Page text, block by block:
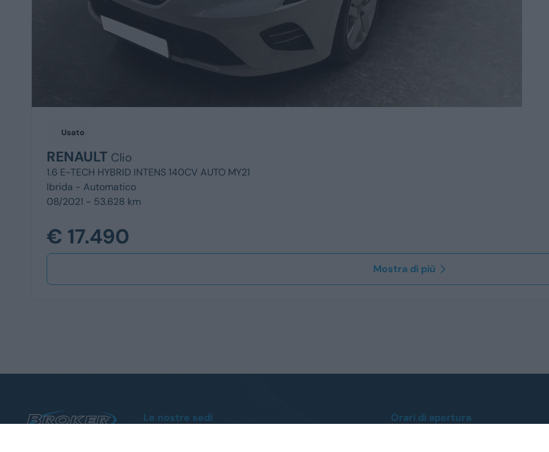
Usato
RENAULT Clio
1.6 E-TECH HYBRID INTENS 140CV AUTO MY21
Ibrida - Automatico
08/2021 - 53.628 km
€ 17.490
Mostra di più
Le nostre sedi Orari di apertura